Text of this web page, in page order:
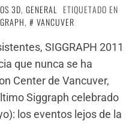
3D, GENERAL
ETIQUETADO EN
,
VANCUVER
SIGGRAPH 2011
que nunca se ha
Center de Vancuver,
Siggraph celebrado
los eventos lejos de la